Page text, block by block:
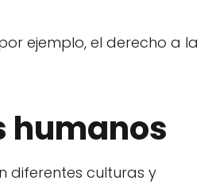
ejemplo, el derecho a la
humanos
diferentes culturas y